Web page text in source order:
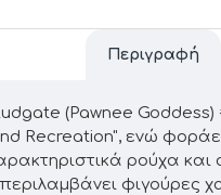
Περιγραφή
(Pawnee
Recreation", ενώ
ρούχα
φιγούρες